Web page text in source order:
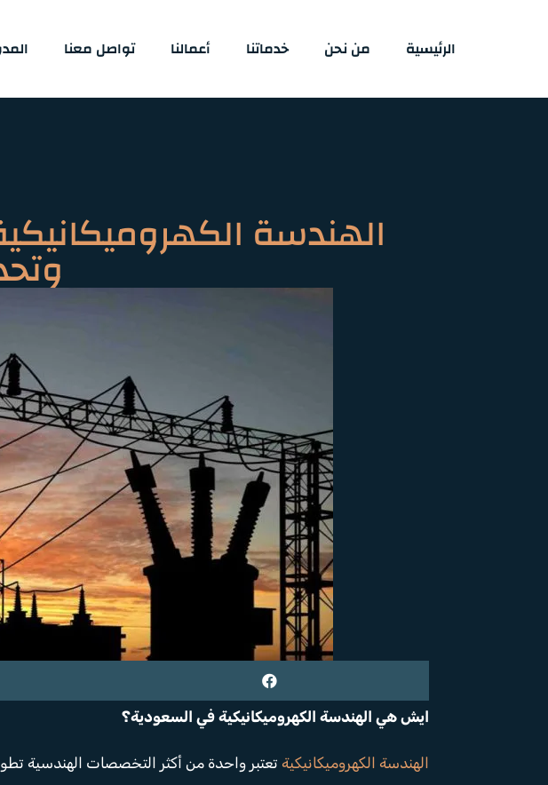
الرئيسية من نحن خدماتنا أعمالنا تواصل معنا
الهندسة
ايش هي الهندسة الكهروميكانيكية في السعودية؟
الهندسة الكهروميكانيكية تعتبر واحدة من أكثر التخصصات الهندسية